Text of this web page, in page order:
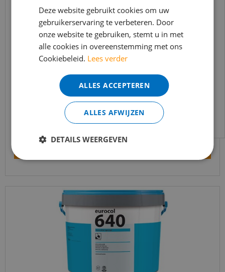
per emmer
In verband met de vakantie periode zijn wij
t/m 14 augustus telefonisch helaas niet
bereikbaar.
Bestelling worden uiteraard verwerkt
echter iets minder snel dan wat je van ons
gewend bent.
Voor vragen kan je ons bereiken via
info@merkvloerenwinkel.nl
Deze website gebruikt cookies om uw
gebruikerservaring te verbeteren. Door
onze website te gebruiken, stemt u in met
alle cookies in overeenstemming met ons
Cookiebeleid. Lees verder
ALLES ACCEPTEREN
ALLES AFWIJZEN
DETAILS WEERGEVEN